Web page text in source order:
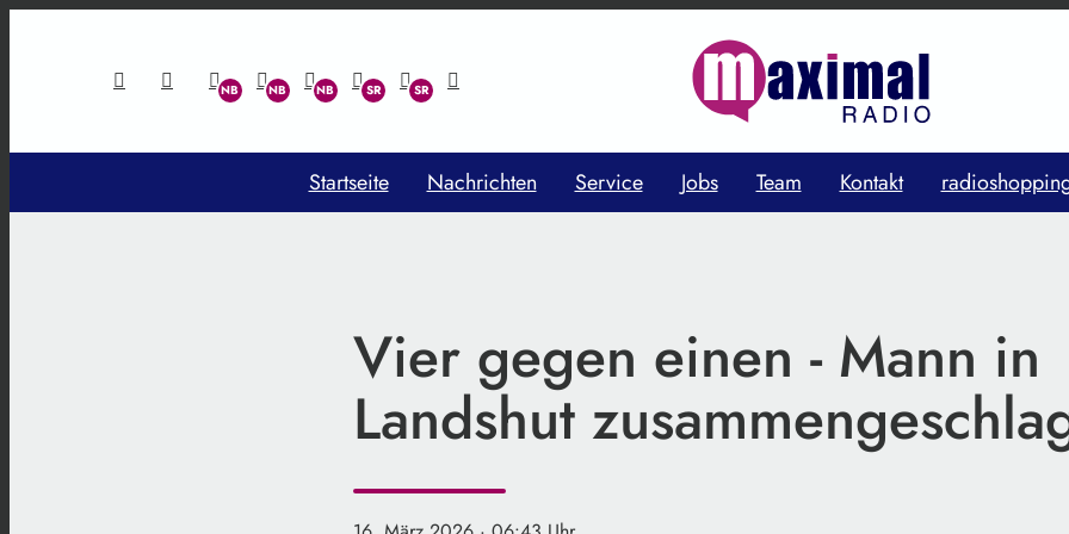
Startseite Nachrichten Service Jobs Team Kontakt
Vier gegen einen - Mann in
Landshut